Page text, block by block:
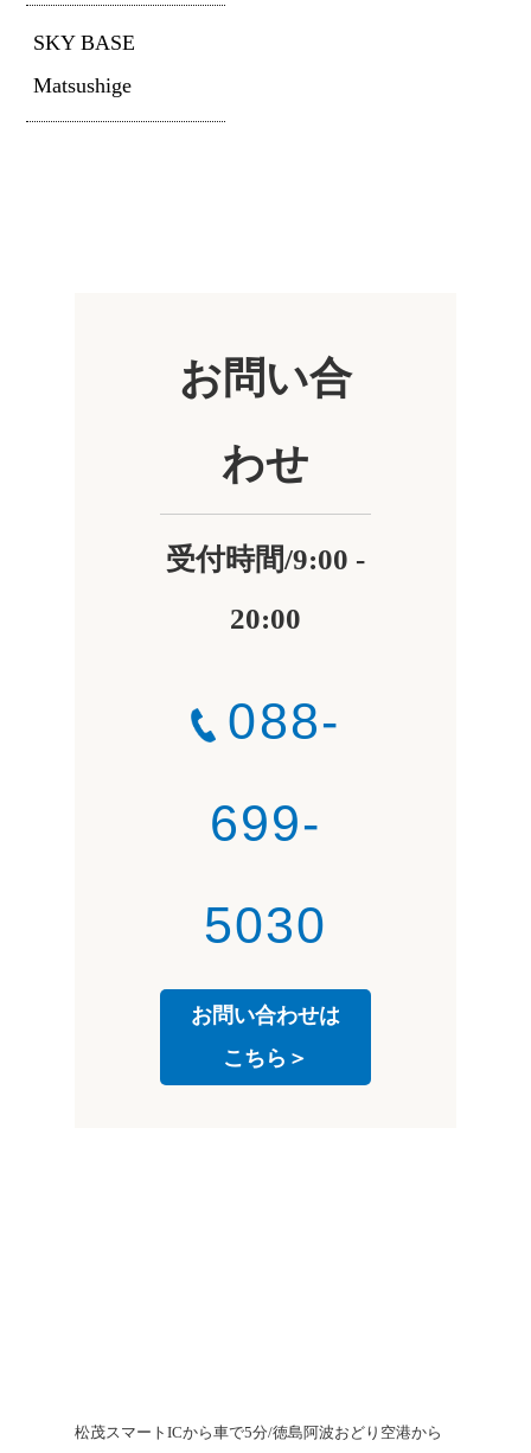
SKY BASE
Matsushige
お問い合
わせ
受付時間/9:00 -
20:00
088-
699-
5030
お問い合わせは
こちら＞
松茂スマートICから車で5分/徳島阿波おどり空港から